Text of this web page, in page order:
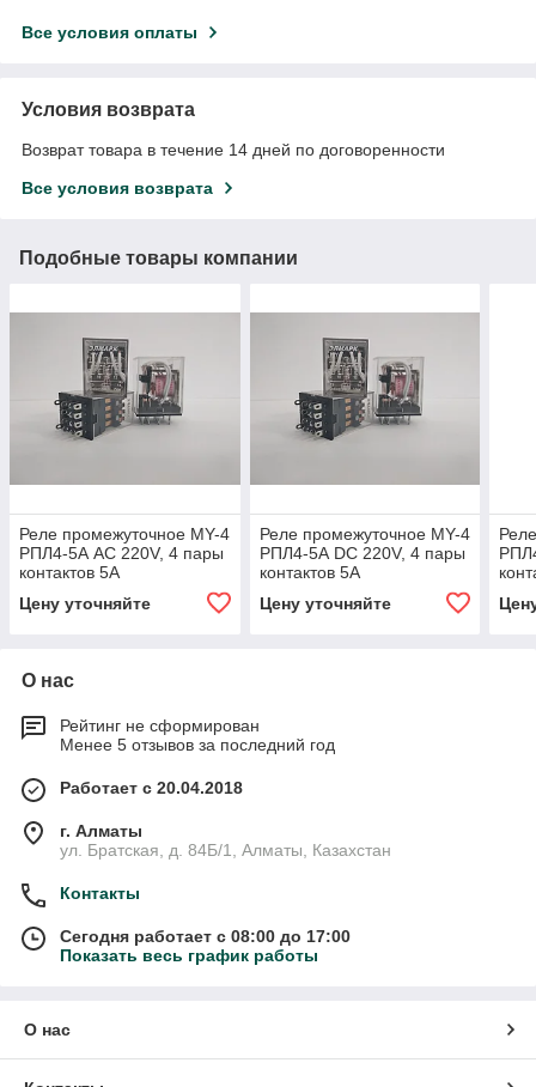
Все условия оплаты
Условия возврата
Возврат товара в течение 14 дней по договоренности
Все условия возврата
Подобные товары компании
Реле промежуточное MY-4
РПЛ4-5А AC 220V, 4 пары
контактов 5А
Цену уточняйте
Реле промежуточное MY-4
РПЛ4-5А DC 220V, 4 пары
контактов 5А
Цену уточняйте
О нас
Рейтинг не сформирован
Менее 5 отзывов за последний год
Работает с 20.04.2018
г. Алматы
ул. Братская, д. 84Б/1, Алматы, Казахстан
Контакты
Сегодня работает с 08:00 до 17:00
Показать весь график работы
О нас